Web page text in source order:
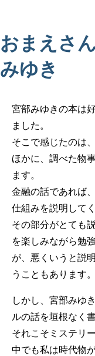
おまえさ
みゆき
宮部みゆきの本は
ました。
そこで感じたのは
ほかに、調べた物
ます。
金融の話であれば
仕組みを説明して
その部分がとても
を楽しみながら勉
が、悪くいうと説
うこともあります。
しかし、宮部みゆ
ルの話を垣根なく
それこそミステリ
中でも私は時代物